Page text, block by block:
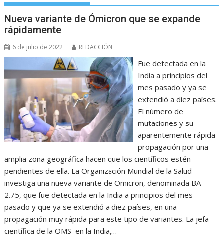
Nueva variante de Ómicron que se expande
rápidamente
6 de julio de 2022 REDACCIÓN
Fue detectada en la
India a principios del
mes pasado y ya se
extendió a diez países.
El número de
mutaciones y su
aparentemente rápida
propagación por una
amplia zona geográfica hacen que los científicos estén
pendientes de ella. La Organización Mundial de la Salud
investiga una nueva variante de Omicron, denominada BA
2.75, que fue detectada en la India a principios del mes
pasado y que ya se extendió a diez países, en una
propagación muy rápida para este tipo de variantes. La jefa
científica de la OMS en la India,…